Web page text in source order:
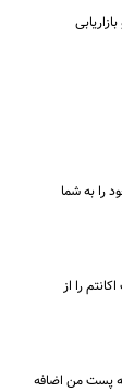
را به شما
را از
پست من اضافه